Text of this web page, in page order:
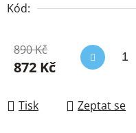
Kód:
890 Kč
872 Kč
Tisk Zeptat se